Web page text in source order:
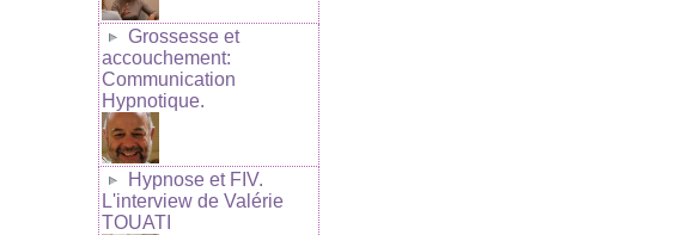
Grossesse et
accouchement:
Communication
Hypnotique.
Hypnose et FIV.
L'interview de Valérie
TOUATI